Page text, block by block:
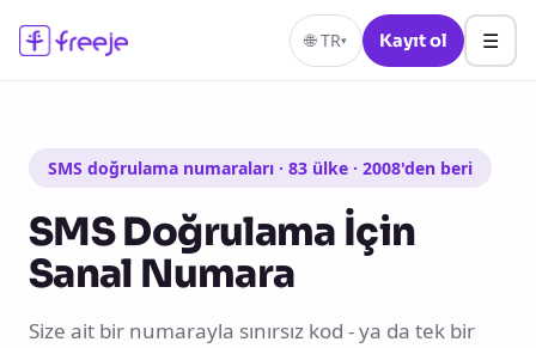
🌐TR▾ Kayıt ol ☰
SMS doğrulama numaraları · 83 ülke · 2008'den beri
SMS Doğrulama İçin
Sanal Numara
Size ait bir numarayla sınırsız kod - ya da tek bir